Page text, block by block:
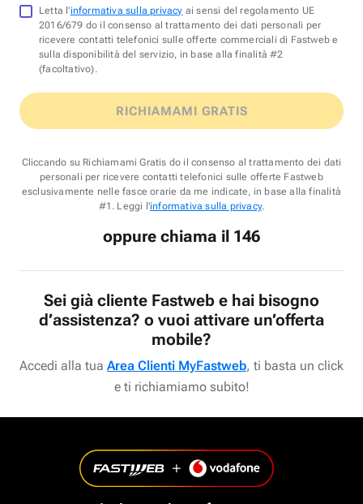
Letta l'informativa sulla privacy ai sensi del regolamento UE
2016/679 do il consenso al trattamento dei dati personali per
ricevere contatti telefonici sulle offerte commerciali di Fastweb e
sulla disponibilità del servizio, in base alla finalità #2
(facoltativo).
RICHIAMAMI GRATIS
Cliccando su Richiamami Gratis do il consenso al trattamento dei dati
personali per ricevere contatti telefonici sulle offerte Fastweb
esclusivamente nelle fasce orarie da me indicate, in base alla finalità
#1. Leggi l'informativa sulla privacy.
oppure chiama il 146
Sei già cliente Fastweb e hai bisogno
d’assistenza? o vuoi attivare un’offerta
mobile?
Accedi alla tua Area Clienti MyFastweb, ti basta un click
e ti richiamiamo subito!